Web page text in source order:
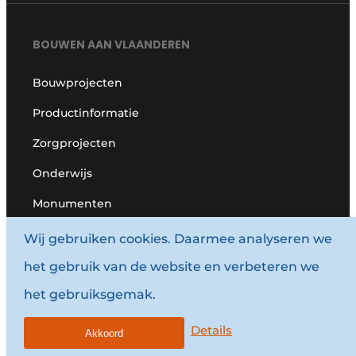
BOUWEN AAN VLAANDEREN
Bouwprojecten
Productinformatie
Zorgprojecten
Onderwijs
Monumenten
HANDIGE LINKS
Adverteren
Abonnement aanvragen
Contact opnemen
Wij gebruiken cookies. Daarmee analyseren we
het gebruik van de website en verbeteren we
het gebruiksgemak.
Details
Akkoord